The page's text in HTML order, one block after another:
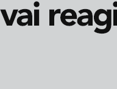
14/01/2019